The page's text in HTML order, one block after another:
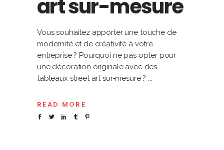
art sur-mesure
Vous souhaitez apporter une touche de
modernité et de créativité à votre
entreprise ? Pourquoi ne pas opter pour
une décoration originale avec des
tableaux street art sur-mesure ?
READ MORE